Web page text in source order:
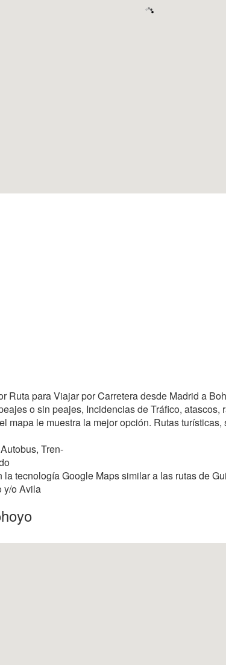
Ruta para Viajar por Carretera desde Madrid a
o sin peajes, Incidencias de Tráfico,
mapa le muestra la mejor opción. Rutas
Tren-
tecnología Google Maps similar a las rutas de
y/o Avila